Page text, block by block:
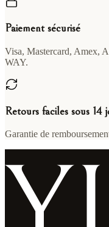
Paiement sécurisé
Visa, Mastercard, Amex,
WAY.
Retours faciles sous 14
Garantie de